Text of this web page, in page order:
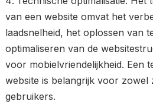
van een website omvat het
laadsnelheid, het oplossen van
optimaliseren van de
voor mobielvriendelijkheid. Een
website is belangrijk voor zowel
gebruikers.